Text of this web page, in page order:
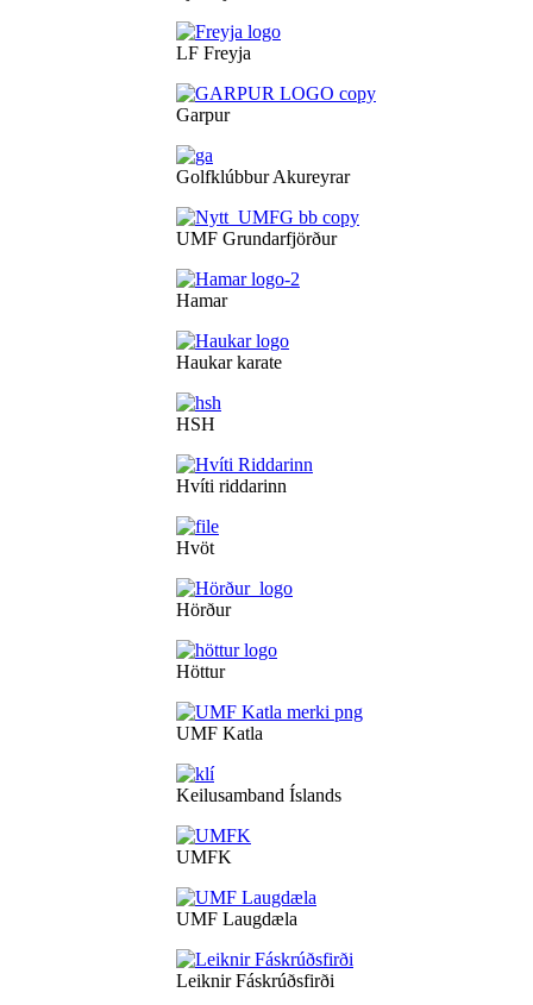
LF Freyja
Garpur
Golfklúbbur Akureyrar
UMF Grundarfjörður
Hamar
Haukar karate
HSH
Hvíti riddarinn
Hvöt
Hörður
Höttur
UMF Katla
Keilusamband Íslands
UMFK
UMF Laugdæla
Leiknir Fáskrúðsfirði